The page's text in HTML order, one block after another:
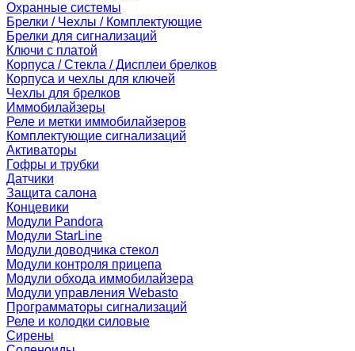
Охранные системы
Брелки / Чехлы / Комплектующие
Брелки для сигнализаций
Ключи с платой
Корпуса / Стекла / Дисплеи брелков
Корпуса и чехлы для ключей
Чехлы для брелков
Иммобилайзеры
Реле и метки иммобилайзеров
Комплектующие сигнализаций
Активаторы
Гофры и трубки
Датчики
Защита салона
Концевики
Модули Pandora
Модули StarLine
Модули доводчика стекол
Модули контроля прицепа
Модули обхода иммобилайзера
Модули управления Webasto
Программаторы сигнализаций
Реле и колодки силовые
Сирены